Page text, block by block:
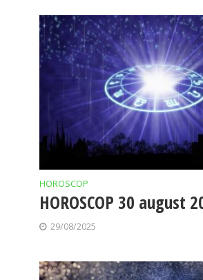
HOROSCOP
HOROSCOP 30 august
29/08/2025